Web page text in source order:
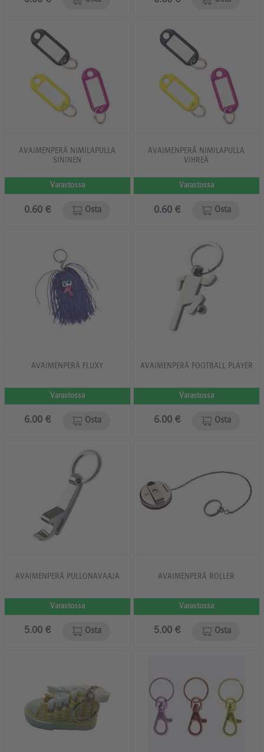
AVAIMENPERÄ NIMILAPULLA
SININEN
Varastossa
0.60 € Osta
AVAIMENPERÄ NIMILAPULLA
VIHREÄ
Varastossa
0.60 € Osta
AVAIMENPERÄ FLUXY
Varastossa
6.00 € Osta
AVAIMENPERÄ FOOTBALL PLAYER
Varastossa
6.00 € Osta
AVAIMENPERÄ PULLONAVAAJA
Varastossa
5.00 € Osta
AVAIMENPERÄ ROLLER
Varastossa
5.00 € Osta